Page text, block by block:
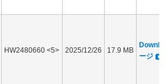
HW2480660 <5> 2025/12/26 17.9 MB
ージ